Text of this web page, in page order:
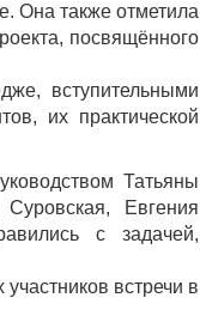
Она также отметила
посвящённого
вступительными
их практической
Татьяны
Евгения
с задачей,
встречи в